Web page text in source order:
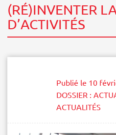
(RÉ)INVENTER
D’ACTIVITÉS
Publié le 10
DOSSIER :
ACTUALITÉS